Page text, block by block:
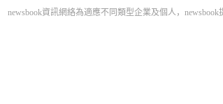
newsbook資訊網絡為適應不同類型企業及個人，